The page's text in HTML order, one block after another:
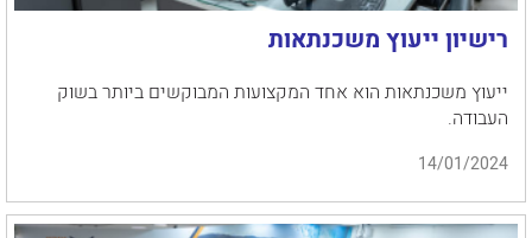
רישיון ייעוץ משכנתאות
ייעוץ משכנתאות הוא אחד המקצועות המבוקשים ביותר בשוק
העבודה.
14/01/2024